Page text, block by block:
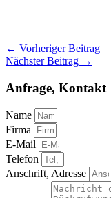
← Vorheriger Beitrag
Nächster Beitrag →
Anfrage, Kontakt
Name
Firma
E-Mail
Telefon
Anschrift, Adresse